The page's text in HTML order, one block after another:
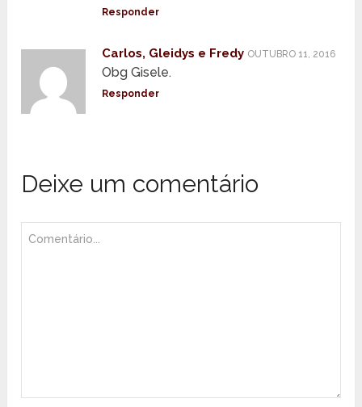
Responder
Carlos, Gleidys e Fredy OUTUBRO 11, 2016
Obg Gisele.
Responder
Deixe um comentário